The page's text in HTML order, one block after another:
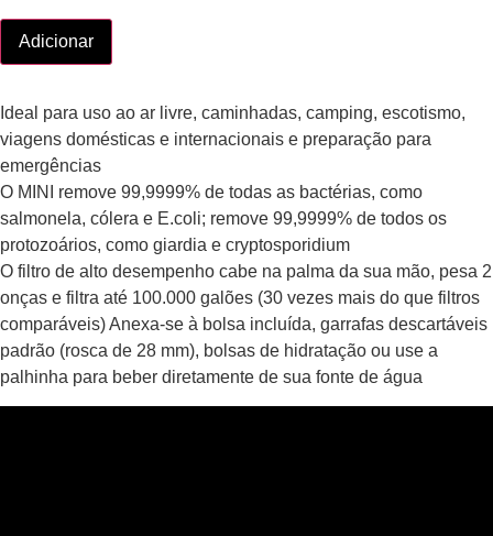
Adicionar
Ideal para uso ao ar livre, caminhadas, camping, escotismo,
viagens domésticas e internacionais e preparação para
emergências
O MINI remove 99,9999% de todas as bactérias, como
salmonela, cólera e E.coli; remove 99,9999% de todos os
protozoários, como giardia e cryptosporidium
O filtro de alto desempenho cabe na palma da sua mão, pesa 2
onças e filtra até 100.000 galões (30 vezes mais do que filtros
comparáveis) Anexa-se à bolsa incluída, garrafas descartáveis
padrão (rosca de 28 mm), bolsas de hidratação ou use a
palhinha para beber diretamente de sua fonte de água